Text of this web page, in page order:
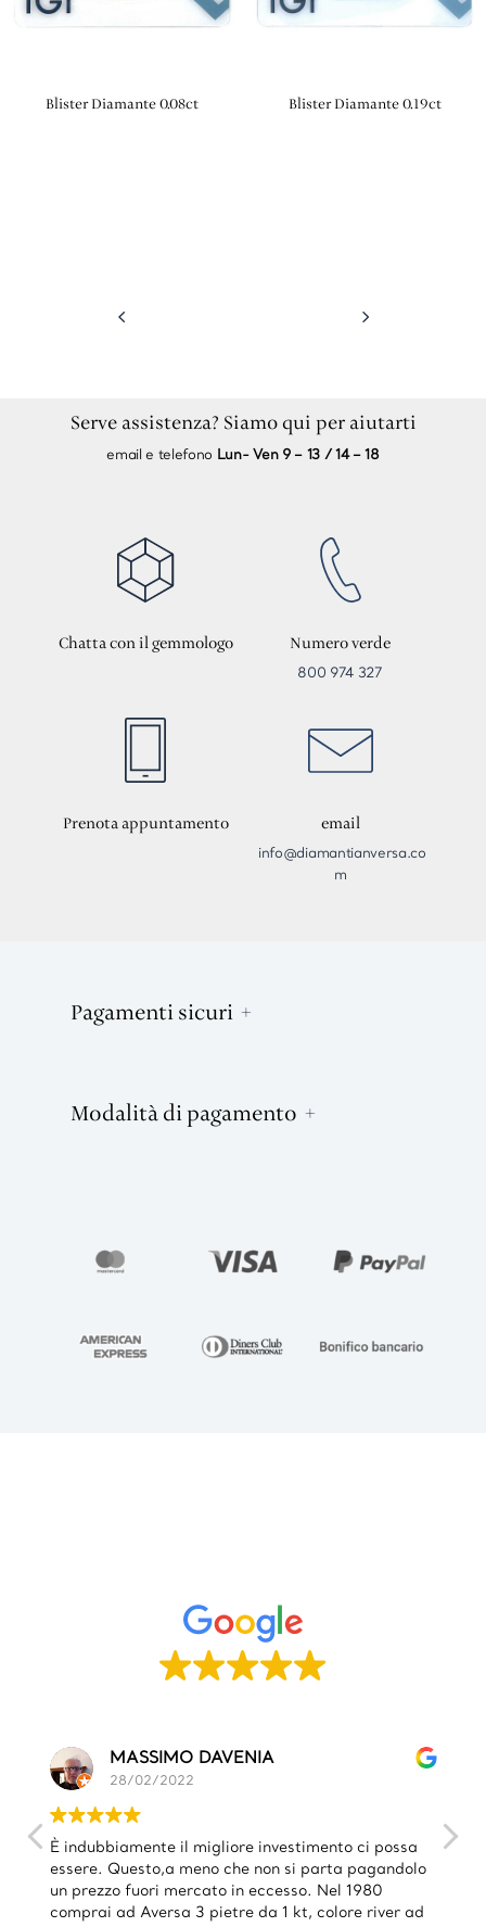
Blister Diamante 0.08ct Blister Diamante 0.19ct
4 5
Serve assistenza? Siamo qui per aiutarti
email e telefono Lun- Ven 9 – 13 / 14 – 18
Chatta con il gemmologo Numero verde
800 974 327
Prenota appuntamento email
info@diamantianversa.co
m
Pagamenti sicuri
Modalità di pagamento
MASSIMO DAVENIA
28/02/2022
È indubbiamente il migliore investimento ci possa
essere. Questo,a meno che non si parta pagandolo
un prezzo fuori mercato in eccesso. Nel 1980
comprai ad Aversa 3 pietre da 1 kt, colore river ad